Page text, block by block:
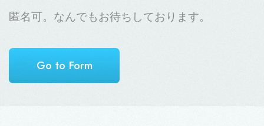
匿名可。なんでもお待ちしております。
Go to Form